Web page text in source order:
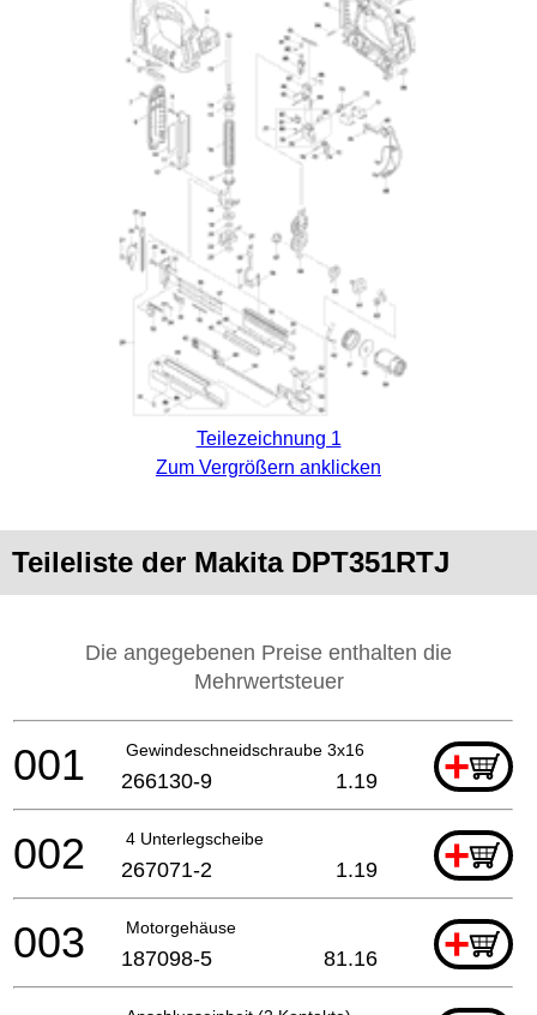
Teilezeichnung 1
Zum Vergrößern anklicken
Teileliste der Makita DPT351RTJ
Die angegebenen Preise enthalten die
Mehrwertsteuer
Gewindeschneidschraube 3x16 +
001 266130-9 1.19
4 Unterlegscheibe +
002 267071-2 1.19
Motorgehäuse +
003 187098-5 81.16